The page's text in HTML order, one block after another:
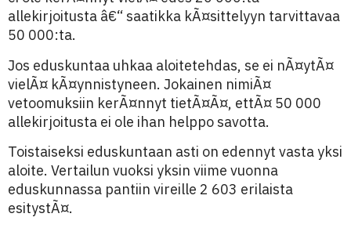
allekirjoitusta â€“ saatikka kÃ¤sittelyyn tarvittavaa
50 000:ta.
Jos eduskuntaa uhkaa aloitetehdas, se ei nÃ¤ytÃ¤
vielÃ¤ kÃ¤ynnistyneen. Jokainen nimiÃ¤
vetoomuksiin kerÃ¤nnyt tietÃ¤Ã¤, ettÃ¤ 50 000
allekirjoitusta ei ole ihan helppo savotta.
Toistaiseksi eduskuntaan asti on edennyt vasta yksi
aloite. Vertailun vuoksi yksin viime vuonna
eduskunnassa pantiin vireille 2 603 erilaista
esitystÃ¤.